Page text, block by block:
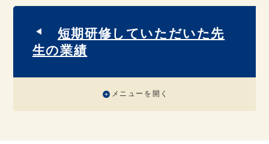
短期研修していただいた先
生の業績
メニューを開く